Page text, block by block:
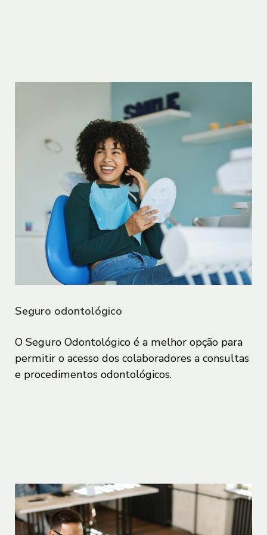
O Usuário deverá encaminhar suas
dúvidas ao Encarregado de Dados
Pessoais, por meio do seguinte e-mail:
privacidade@sofisa.com.br.
1.3. O Sofisa poderá solicitar e colher do
Usuário os seus dados, pessoais ou não,
sensíveis ou não, tais como, mas não se
limitando, a biometria, inclusive facial,
imagem de seus documentos, endereço,
localização, IP e outros que auxiliem o
Sofisa a oferecer e prestar os serviços e
os produtos previstos nos documentos
formalizados com o Sofisa. O Usuário
concorda que ao realizar o
upload
(carregamento) de imagens, tirar fotos
ou de outro modo disponibilizar os
responsável pela qualidade e veracidade
dos dados fornecidos ao Sofisa na
realização do seu cadastro, cotação,
contratação e execução de eventuais
Seguro odontológico
O Seguro Odontológico é a melhor opção para
permitir o acesso dos colaboradores a consultas
e procedimentos odontológicos.